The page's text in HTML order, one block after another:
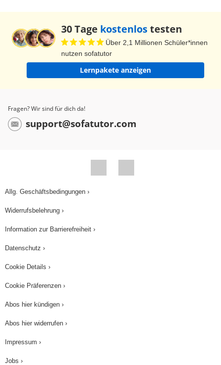
30 Tage kostenlostesten
Über 2,1 Millionen Schüler*innen
nutzen sofatutor
Lernpakete anzeigen
Fragen? Wir sind für dich da!
support@sofatutor.com
Allg. Geschäftsbedingungen ›
Widerrufsbelehrung ›
Information zur Barrierefreiheit ›
Datenschutz ›
Cookie Details ›
Cookie Präferenzen ›
Abos hier kündigen ›
Abos hier widerrufen ›
Impressum ›
Jobs ›